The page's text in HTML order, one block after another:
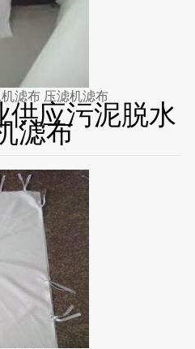
滤布 压滤机滤布
供应污泥脱水
滤布